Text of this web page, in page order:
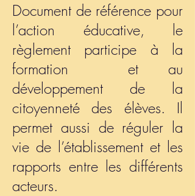
Document de référence pour
l’action éducative, le
règlement participe à la
formation et au
développement de la
citoyenneté des élèves. Il
permet aussi de réguler la
vie de l’établissement et les
rapports entre les différents
acteurs.